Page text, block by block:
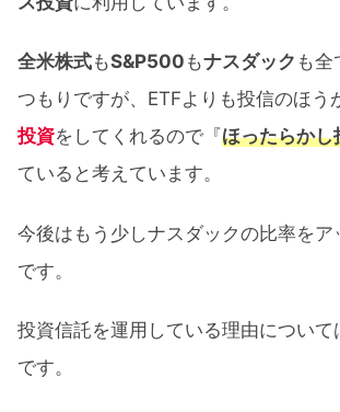
全米株式もS&P500 もナスダック も
つもりですが、ETFよりも投信のほう
投資をしてくれるので『ほったらかし
ていると考えています。
今後はもう少しナスダックの比率をア
です。
投資信託を運用している理由について
です。